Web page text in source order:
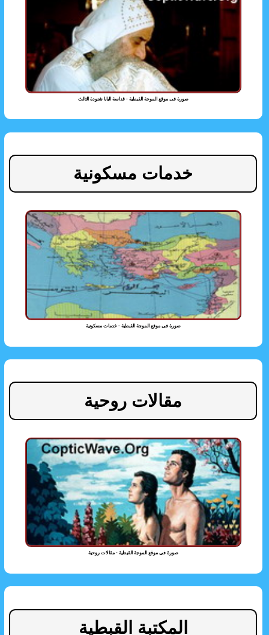
صورة فى موقع الموجة القبطية - قداسة البابا شنودة الثالث
خدمات مسكونية
صورة فى موقع الموجة القبطية - خدمات مسكونية
مقالات روحية
صورة فى موقع الموجة القبطية - مقالات روحية
المكتبة القبطية